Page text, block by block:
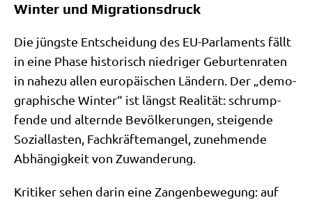
Winter und Migrationsdruck
Die jüng­ste Ent­schei­dung des EU-Par­la­ments fällt
in eine Pha­se histo­risch nied­ri­ger Gebur­ten­ra­ten
in nahe­zu allen euro­päi­schen Län­dern. Der „demo­
gra­phi­sche Win­ter“ ist längst Rea­li­tät: schrump­
fen­de und altern­de Bevöl­ke­run­gen, stei­gen­de
Sozi­al­la­sten, Fach­kräf­te­man­gel, zuneh­men­de
Abhän­gig­keit von Zuwanderung.
Kri­ti­ker sehen dar­in eine Zan­gen­be­we­gung: auf